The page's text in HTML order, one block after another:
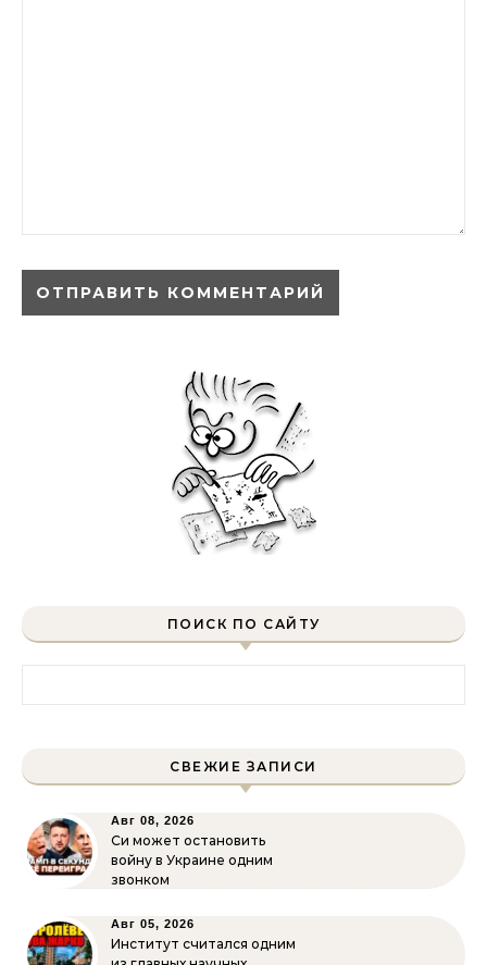
ПОИСК ПО САЙТУ
СВЕЖИЕ ЗАПИСИ
Авг 08, 2026
Си может остановить
войну в Украине одним
звонком
Авг 05, 2026
Институт считался одним